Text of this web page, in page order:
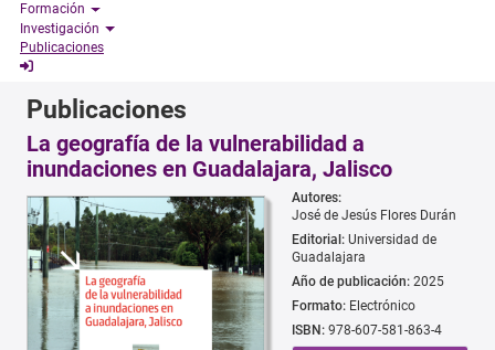
Formación
Investigación
Publicaciones
Publicaciones
La geografía de la vulnerabilidad a
inundaciones en Guadalajara, Jalisco
Autores:
José de Jesús Flores Durán
Editorial: Universidad de
Guadalajara
Año de publicación: 2025
Formato: Electrónico
ISBN: 978-607-581-863-4